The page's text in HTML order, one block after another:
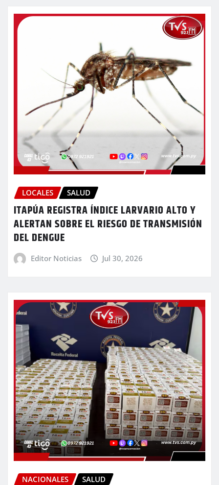
LOCALES SALUD
ITAPÚA REGISTRA ÍNDICE LARVARIO ALTO Y
ALERTAN SOBRE EL RIESGO DE TRANSMISIÓN
DEL DENGUE
Editor Noticias Jul 30, 2026
NACIONALES SALUD